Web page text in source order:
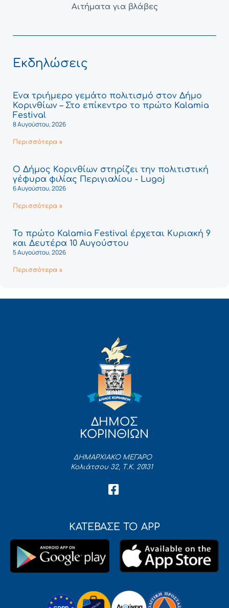
Αιτήματα για βλάβες
Εκδηλώσεις
Ένα τριήμερο γεμάτο πολιτισμό στον Δήμο
Κορινθίων – Στο επίκεντρο το πρώτο Kalamia
Festival
8 Αυγούστου, 2026
Περισσότερα »
Ο Δήμος Κορινθίων στηρίζει την πολιτιστική
γέφυρα φιλίας Περιγιαλίου - Lugoj
6 Αυγούστου, 2026
Περισσότερα »
Το πρώτο Kalamia Festival έρχεται Κυριακή 9
και Δευτέρα 10 Αυγούστου
5 Αυγούστου, 2026
Περισσότερα »
ΔΗΜΟΣ
ΚΟΡΙΝΘΙΩΝ
ΔΗΜΑΡΧΙΑΚΟ ΜΕΓΑΡΟ
Κολιάτσου 32, Τ.Κ. 20131
ΚΑΤΕΒΑΣΕ ΤΟ APP